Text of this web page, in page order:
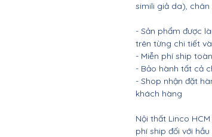
simili giả da), chân
- Sản phẩm được
trên từng chi tiết
- Miễn phí ship
- Bảo hành tất cả
- Shop nhận đặt
khách hàng
Nội thất Linco
phí ship đối với